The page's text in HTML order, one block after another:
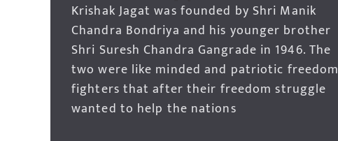
Krishak Jagat was founded by Shri Manik
Chandra Bondriya and his younger brother
Shri Suresh Chandra Gangrade in 1946. The
two were like minded and patriotic freedom
fighters that after their freedom struggle
wanted to help the nations